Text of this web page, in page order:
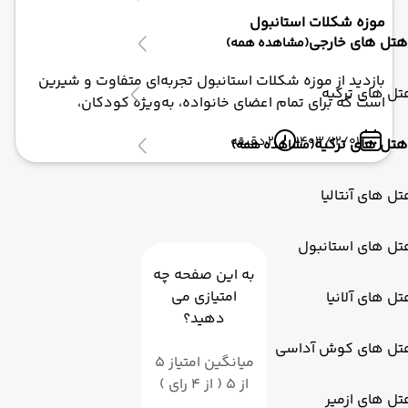
هتل های خارجی(مشاهده همه)
های ترکیه
هتل های ترکیه(مشاهده همه)
های آنتالیا
های استانبول
های آلانیا
های کوش آداسی
های ازمیر
موزه شکلات استانبول
بازدید از موزه شکلات استانبول تجربه‌ای متفاوت و شیرین
است که برای تمام اعضای خانواده، به‌ویژه کودکان،
خاطره‌انگیز خواهد بود. با برنامه‌ریزی مناسب و استفاده از
تورهای استانبول، می‌توانید سفری لذت‌بخش و به‌یادماندنی
را در نوروز ۱۴۰۴ تجربه کنید.
1403/12/01 2 دقیقه
به این صفحه چه
امتیازی می
دهید؟
میانگین امتیاز 5
از 5 ( از 4 رای )